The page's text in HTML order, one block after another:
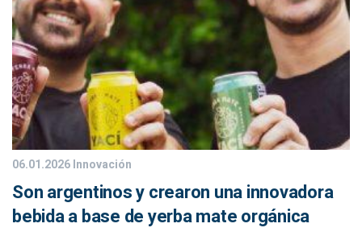
06.01.2026Innovación
Son argentinos y crearon una innovadora
bebida a base de yerba mate orgánica